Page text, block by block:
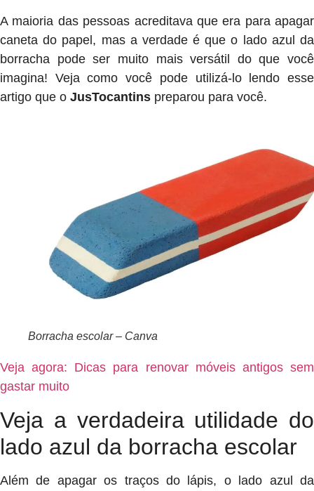
A maioria das pessoas acreditava que era para apagar
caneta do papel, mas a verdade é que o lado azul da
borracha pode ser muito mais versátil do que você
imagina! Veja como você pode utilizá-lo lendo esse
artigo que o JusTocantins preparou para você.
Borracha escolar – Canva
Veja agora: Dicas para renovar móveis antigos sem
gastar muito
Veja a verdadeira utilidade do
lado azul da borracha escolar
Além de apagar os traços do lápis, o lado azul da